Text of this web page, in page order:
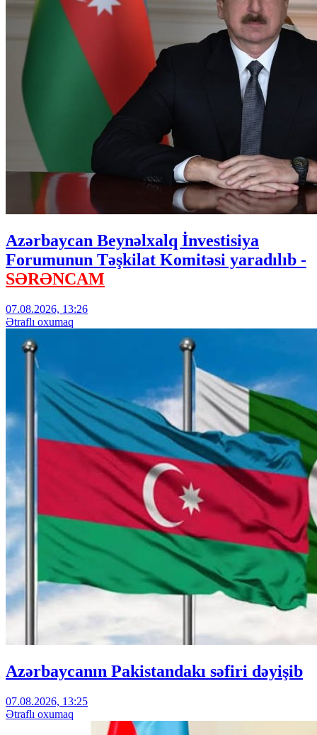
Azərbaycan Beynəlxalq İnvestisiya
Forumunun Təşkilat Komitəsi yaradılıb -
SƏRƏNCAM
07.08.2026, 13:26
Ətraflı oxumaq
Azərbaycanın Pakistandakı səfiri dəyişib
07.08.2026, 13:25
Ətraflı oxumaq